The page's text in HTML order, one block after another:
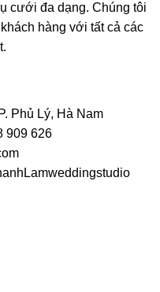
cưới đa dạng. Chúng tôi
hàng với tất cả các
Phủ Lý, Hà Nam
909 626